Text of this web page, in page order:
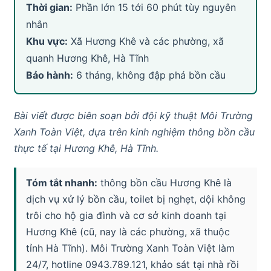
Thời gian: Phần lớn 15 tới 60 phút tùy nguyên
nhân
Khu vực: Xã Hương Khê và các phường, xã
quanh Hương Khê, Hà Tĩnh
Bảo hành: 6 tháng, không đập phá bồn cầu
Bài viết được biên soạn bởi đội kỹ thuật Môi Trường
Xanh Toàn Việt, dựa trên kinh nghiệm thông bồn cầu
thực tế tại Hương Khê, Hà Tĩnh.
Tóm tắt nhanh: thông bồn cầu Hương Khê là
dịch vụ xử lý bồn cầu, toilet bị nghẹt, dội không
trôi cho hộ gia đình và cơ sở kinh doanh tại
Hương Khê (cũ, nay là các phường, xã thuộc
tỉnh Hà Tĩnh). Môi Trường Xanh Toàn Việt làm
24/7, hotline 0943.789.121, khảo sát tại nhà rồi